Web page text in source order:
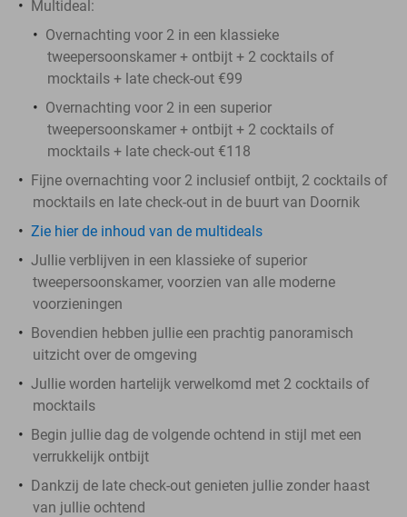
Multideal:
Overnachting voor 2 in een klassieke
tweepersoonskamer + ontbijt + 2 cocktails of
mocktails + late check-out €99
Overnachting voor 2 in een superior
tweepersoonskamer + ontbijt + 2 cocktails of
mocktails + late check-out €118
Fijne overnachting voor 2 inclusief ontbijt, 2 cocktails of
mocktails en late check-out in de buurt van Doornik
Zie hier de inhoud van de multideals
Jullie verblijven in een klassieke of superior
tweepersoonskamer, voorzien van alle moderne
voorzieningen
Bovendien hebben jullie een prachtig panoramisch
uitzicht over de omgeving
Jullie worden hartelijk verwelkomd met 2 cocktails of
mocktails
Begin jullie dag de volgende ochtend in stijl met een
verrukkelijk ontbijt
Dankzij de late check-out genieten jullie zonder haast
van jullie ochtend